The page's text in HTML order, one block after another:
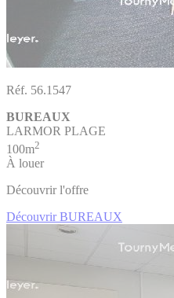
Réf. 56.1547
BUREAUX
LARMOR PLAGE
100m2
À louer
Découvrir l'offre
Découvrir BUREAUX